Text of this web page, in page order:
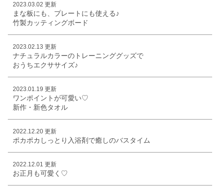
2023.03.02 更新
まな板にも、プレートにも使える♪
竹製カッティングボード
2023.02.13 更新
ナチュラルカラーのトレーニンググッズで
おうちエクササイズ♪
2023.01.19 更新
ワンポイントが可愛い♡
新作・新色タオル
2022.12.20 更新
ポカポカしっとり入浴剤で癒しのバスタイム
2022.12.01 更新
お正月も可愛く♡